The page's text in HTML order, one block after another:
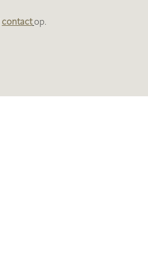
contact op.